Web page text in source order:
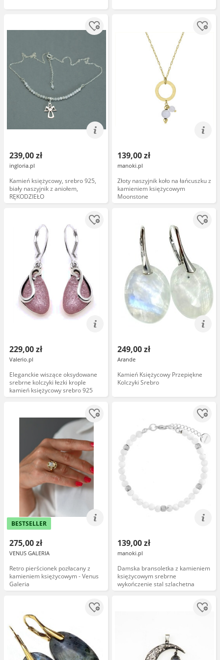
239,00 zł
ingloria.pl
Kamień księżycowy, srebro 925,
biały naszyjnik z aniołem,
RĘKODZIEŁO
139,00 zł
manoki.pl
Złoty naszyjnik koło na łańcuszku z
kamieniem księżycowym
Moonstone
229,00 zł
Valerio.pl
Eleganckie wiszące oksydowane
srebrne kolczyki łezki krople
kamień księżycowy srebro 925
249,00 zł
Arande
Kamień Księżycowy Przepiękne
Kolczyki Srebro
BESTSELLER
275,00 zł
VENUS GALERIA
Retro pierścionek pozłacany z
kamieniem księżycowym - Venus
Galeria
139,00 zł
manoki.pl
Damska bransoletka z kamieniem
księżycowym srebrne
wykończenie stal szlachetna